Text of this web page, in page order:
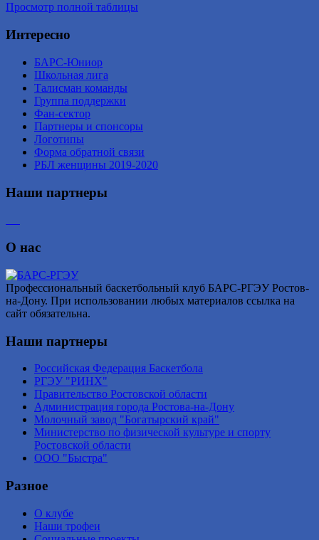
Просмотр полной таблицы
Интересно
БАРС-Юниор
Школьная лига
Талисман команды
Группа поддержки
Фан-сектор
Партнеры и спонсоры
Логотипы
Форма обратной связи
РБЛ женщины 2019-2020
Наши партнеры
О нас
Профессиональный баскетбольный клуб БАРС-РГЭУ Ростов-
на-Дону. При использовании любых материалов ссылка на
сайт обязательна.
Наши партнеры
Российская Федерация Баскетбола
РГЭУ "РИНХ"
Правительство Ростовской области
Администрация города Ростова-на-Дону
Молочный завод "Богатырский край"
Министерство по физической культуре и спорту
Ростовской области
ООО "Быстра"
Разное
О клубе
Наши трофеи